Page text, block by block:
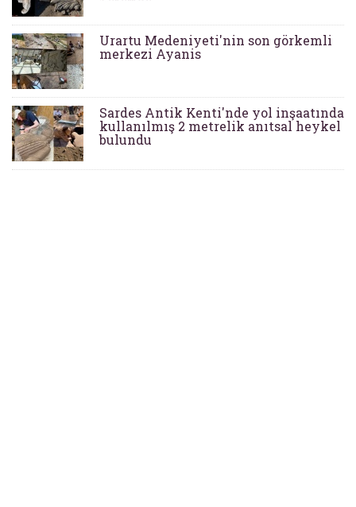
Urartu Medeniyeti'nin son görkemli
merkezi Ayanis
Sardes Antik Kenti'nde yol inşaatında
kullanılmış 2 metrelik anıtsal heykel
bulundu